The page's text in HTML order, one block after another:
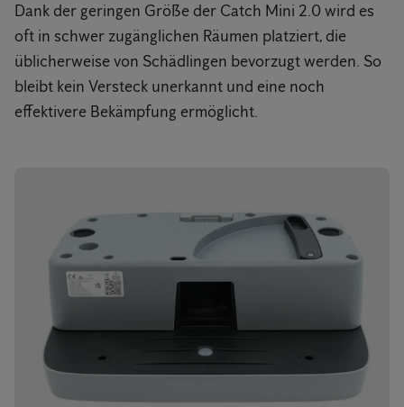
Dank der geringen Größe der Catch Mini 2.0 wird es
oft in schwer zugänglichen Räumen platziert, die
üblicherweise von Schädlingen bevorzugt werden. So
bleibt kein Versteck unerkannt und eine noch
effektivere Bekämpfung ermöglicht.